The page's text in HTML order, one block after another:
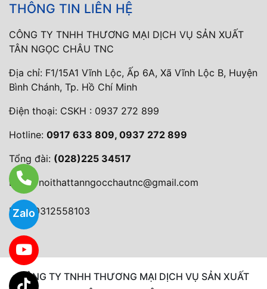
Zalo
THÔNG TIN LIÊN HỆ
CÔNG TY TNHH THƯƠNG MẠI DỊCH VỤ SẢN XUẤT
TÂN NGỌC CHÂU TNC
Địa chỉ: F1/15A1 Vĩnh Lộc, Ấp 6A, Xã Vĩnh Lộc B, Huyện
Bình Chánh, Tp. Hồ Chí Minh
Điện thoại: CSKH : 0937 272 899
Hotline: 0917 633 809, 0937 272 899
Tổng đài: (028)225 34517
Email:noithattanngocchautnc@gmail.com
MST: 0312558103
CÔNG TY TNHH THƯƠNG MẠI DỊCH VỤ SẢN XUẤT